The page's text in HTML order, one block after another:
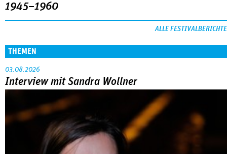
1945–1960
ALLE FESTIVALBERICHTE
THEMEN
03.08.2026
Interview mit Sandra Wollner